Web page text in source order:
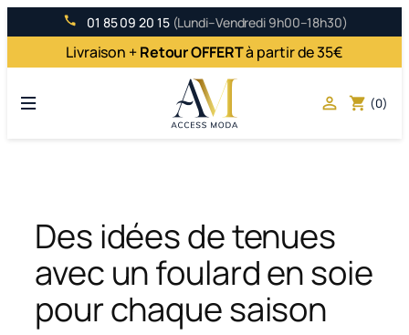
au
contenu
01 85 09 20 15 (Lundi–Vendredi 9h00–18h30)
Livraison +Retour OFFERTà partir de 35€
 shopping_cart (0)
Des idées de tenues
avec un foulard en soie
pour chaque saison